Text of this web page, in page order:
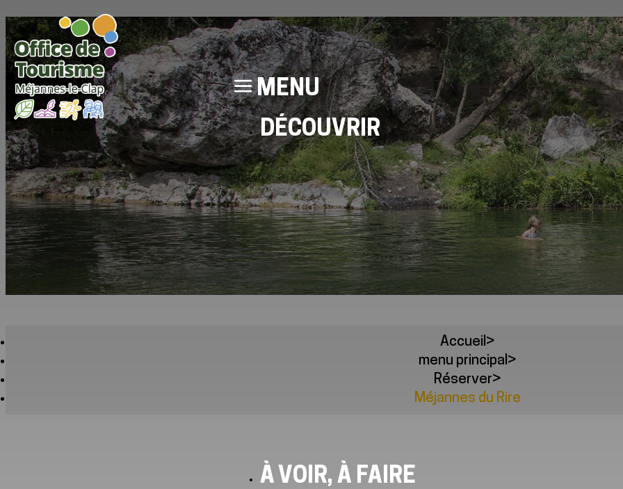
MENU
DÉCOUVRIR
À VOIR, À FAIRE
Accueil >
menu principal >
Réserver>
Méjannes du Rire